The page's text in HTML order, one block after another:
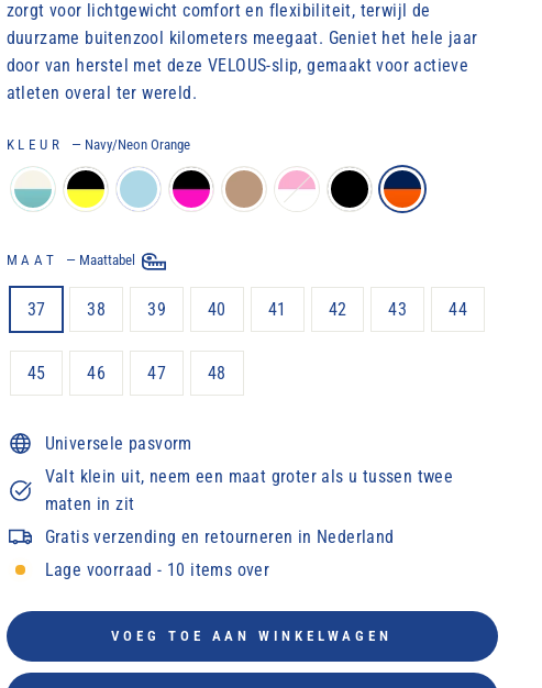
zorgt voor lichtgewicht comfort en flexibiliteit, terwijl de
duurzame buitenzool kilometers meegaat. Geniet het hele jaar
door van herstel met deze VELOUS-slip, gemaakt voor actieve
atleten overal ter wereld.
KLEUR — Navy/Neon Orange
MAAT — Maattabel
37 38 39 40 41 42 43 44
45 46 47 48
Universele pasvorm
Valt klein uit, neem een ​​maat groter als u tussen twee
maten in zit
Gratis verzending en retourneren in Nederland
Lage voorraad - 10 items over
VOEG TOE AAN WINKELWAGEN